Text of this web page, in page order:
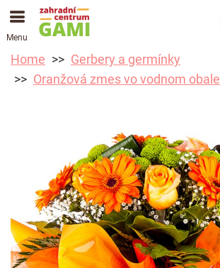
Menu
Home
Gerbery a germínky
Oranžová zmes vo vodnom obale